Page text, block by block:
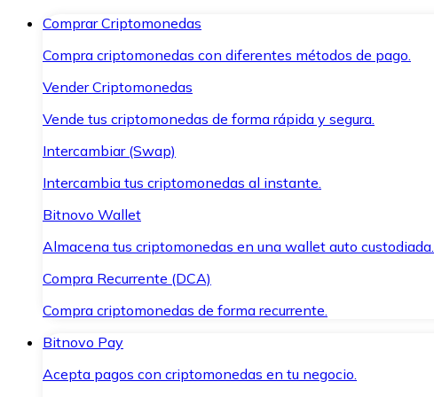
Comprar Criptomonedas
Compra criptomonedas con diferentes métodos de pago.
Vender Criptomonedas
Vende tus criptomonedas de forma rápida y segura.
Intercambiar (Swap)
Intercambia tus criptomonedas al instante.
Bitnovo Wallet
Almacena tus criptomonedas en una wallet auto custodiada.
Compra Recurrente (DCA)
Compra criptomonedas de forma recurrente.
Bitnovo Pay
Acepta pagos con criptomonedas en tu negocio.